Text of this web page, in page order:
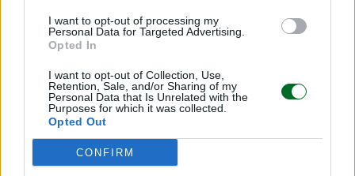
I want to opt-out of processing my
Personal Data for Targeted Advertising.
Opted In
I want to opt-out of Collection, Use,
Retention, Sale, and/or Sharing of my
Personal Data that Is Unrelated with the
Purposes for which it was collected.
Opted Out
CONFIRM
difficile fare un’offerta che sia interessante per il
venditore ma che, allo stesso tempo, ci permetta
di ottenere un ritorno eccellente».
A quali segmenti guardate?
«Siamo abbastanza agnostici. Finché si tratta di
digitale, siamo aperti a considerare qualsiasi tipo